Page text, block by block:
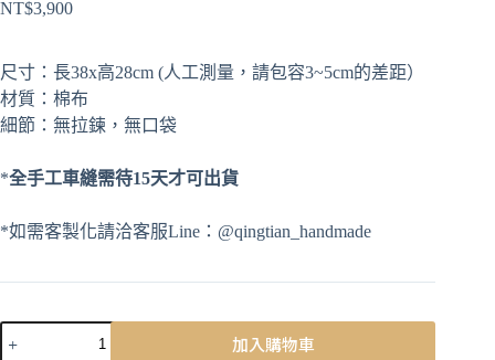
NT$3,900
尺寸：長38x高28cm (人工測量，請包容3~5cm的差距）
材質：棉布
細節：無拉鍊，無口袋
*全手工車縫需待15天才可出貨
*如需客製化請洽客服Line：@qingtian_handmade
加入購物車